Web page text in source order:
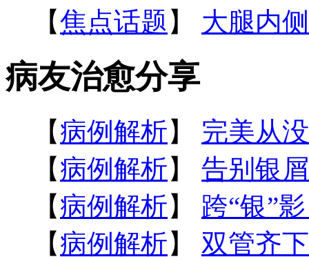
【焦点话题 】 大腿内
病友治愈分享
【病例解析】 完美从
【病例解析】 告别银
【病例解析】 跨“银”
【病例解析】 双管齐